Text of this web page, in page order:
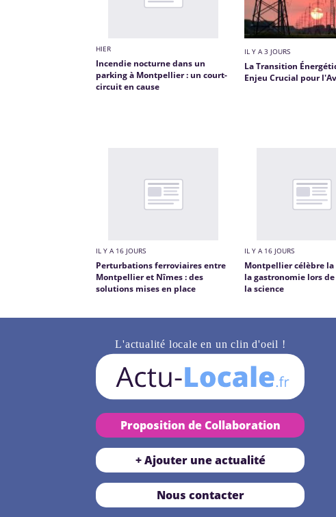
HIER
Incendie nocturne dans un
parking à Montpellier : un court-
circuit en cause
IL Y A 3 JOURS
La Transition
Enjeu Crucial pour
IL Y A 16 JOURS
Perturbations ferroviaires entre
Montpellier et Nîmes : des
solutions mises en place
IL Y A 16 JOURS
Montpellier célèbre la
la gastronomie lors
la science
L'actualité locale en un clin d'oeil !
Proposition de Collaboration
+ Ajouter une actualité
Nous contacter